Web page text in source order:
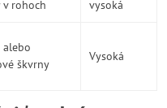
v rohoch
vysoká
alebo
škvrny
Vysoká